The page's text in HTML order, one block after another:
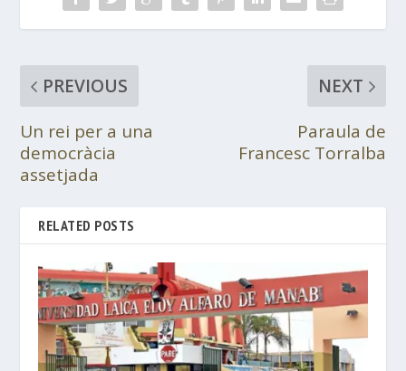
PREVIOUS
Un rei per a una
democràcia
assetjada
NEXT
Paraula de
Francesc Torralba
RELATED POSTS